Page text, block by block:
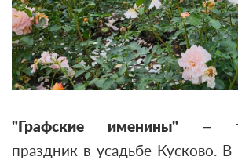
"Графские именины" –
праздник в усадьбе Кусково. В